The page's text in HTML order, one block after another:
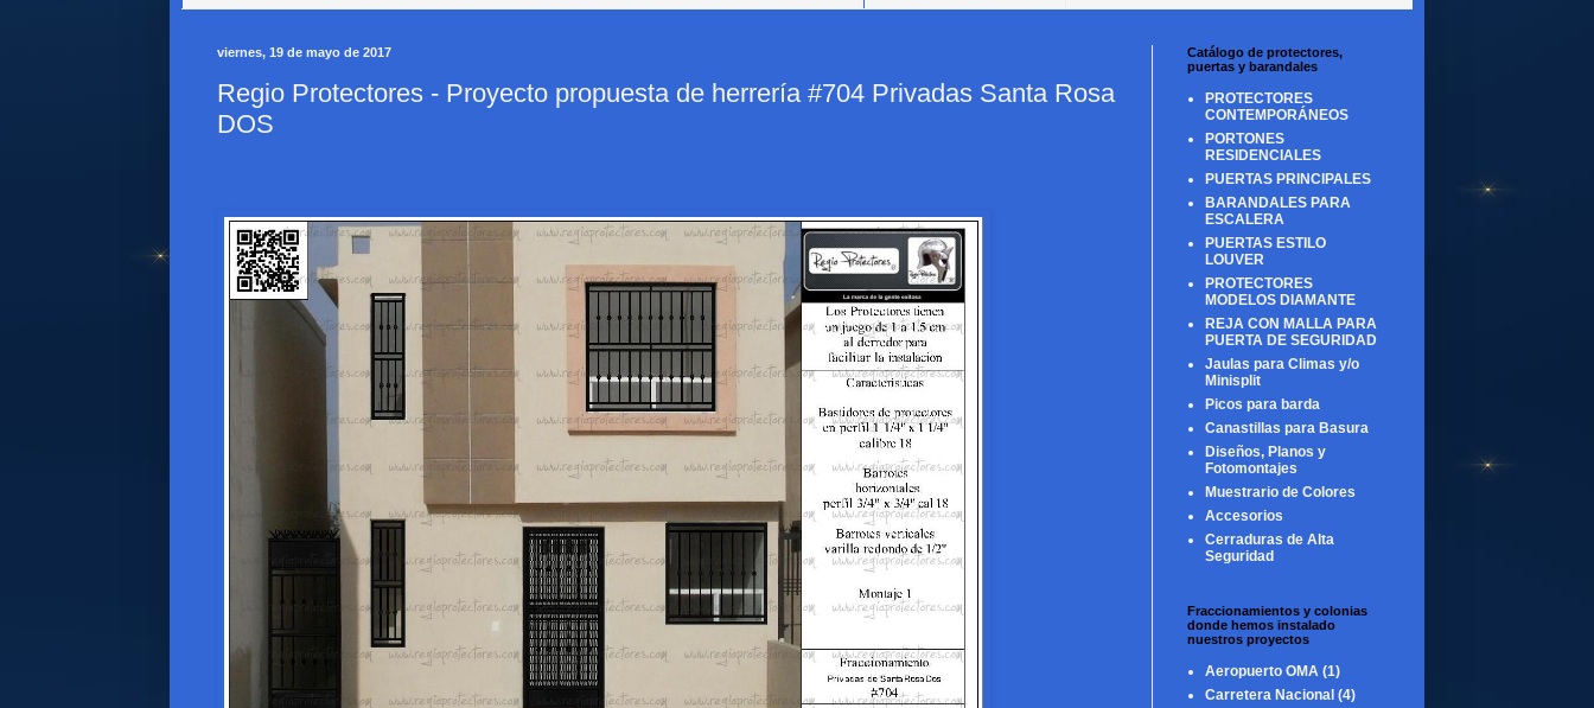
viernes, 19 de mayo de 2017
Regio Protectores - Proyecto propuesta de herrería #704 Privadas Santa Rosa
DOS
Catálogo de protectores,
puertas y barandales
PROTECTORES
CONTEMPORÁNEOS
PORTONES
RESIDENCIALES
PUERTAS PRINCIPALES
BARANDALES PARA
ESCALERA
PUERTAS ESTILO
LOUVER
PROTECTORES
MODELOS DIAMANTE
REJA CON MALLA PARA
PUERTA DE SEGURIDAD
Jaulas para Climas y/o
Minisplit
Picos para barda
Canastillas para Basura
Diseños, Planos y
Fotomontajes
Muestrario de Colores
Accesorios
Cerraduras de Alta
Seguridad
Fraccionamientos y colonias
donde hemos instalado
nuestros proyectos
Aeropuerto OMA (1)
Carretera Nacional (4)